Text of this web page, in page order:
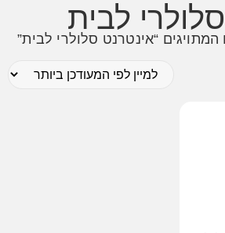
לבית
“אינטרנט סלולרי לבית”